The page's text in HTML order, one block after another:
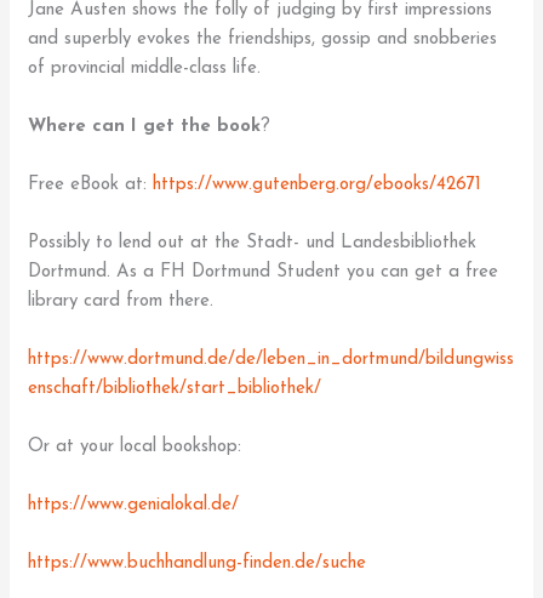
Jane Austen shows the folly of judging by first impressions
and superbly evokes the friendships, gossip and snobberies
of provincial middle-class life.
Where can I get the book?
Free eBook at:https://www.gutenberg.org/ebooks/42671
Possibly to lend out at the Stadt- und Landesbibliothek
Dortmund. As a FH Dortmund Student you can get a free
library card from there.
https://www.dortmund.de/de/leben_in_dortmund/bildungwiss
enschaft/bibliothek/start_bibliothek/
Or at your local bookshop:
https://www.genialokal.de/
https://www.buchhandlung-finden.de/suche